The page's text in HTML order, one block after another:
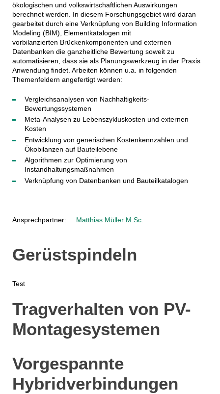
ökologischen und volkswirtschaftlichen Auswirkungen
berechnet werden. In diesem Forschungsgebiet wird daran
gearbeitet durch eine Verknüpfung von Building Information
Modeling (BIM), Elementkatalogen mit
vorbilanzierten Brückenkomponenten und externen
Datenbanken die ganzheitliche Bewertung soweit zu
automatisieren, dass sie als Planungswerkzeug in der Praxis
Anwendung findet. Arbeiten können u.a. in folgenden
Themenfeldern angefertigt werden:
Vergleichsanalysen von Nachhaltigkeits-
Bewertungssystemen
Meta-Analysen zu Lebenszykluskosten und externen
Kosten
Entwicklung von generischen Kostenkennzahlen und
Ökobilanzen auf Bauteilebene
Algorithmen zur Optimierung von
Instandhaltungsmaßnahmen
Verknüpfung von Datenbanken und Bauteilkatalogen
Ansprechpartner: Matthias Müller M.Sc.
Gerüstspindeln
Test
Tragverhalten von PV-
Montagesystemen
Vorgespannte
Hybridverbindungen